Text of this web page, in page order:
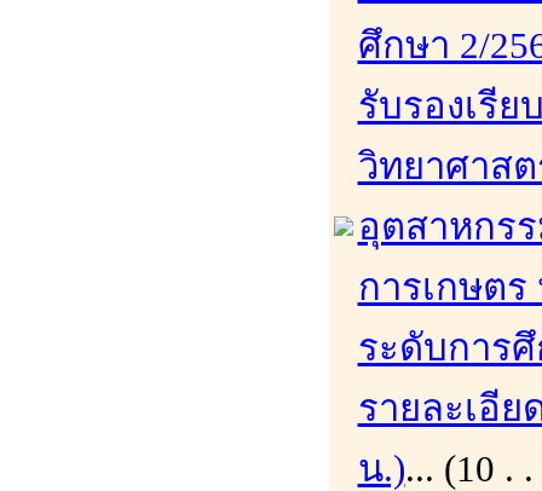
ศึกษา 2/
รับรองเรี
วิทยาศาส
อุตสาหกร
การเกษต
ระดับการ
รายละเอีย
น.)... (10